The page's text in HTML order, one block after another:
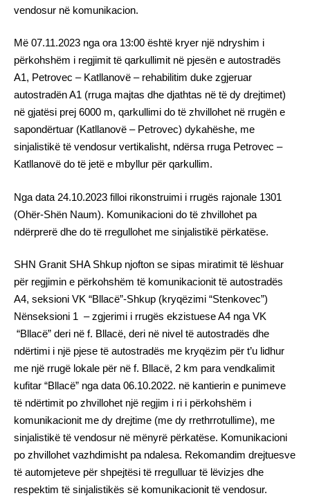
vendosur në komunikacion.
Më 07.11.2023 nga ora 13:00 është kryer një ndryshim i
përkohshëm i regjimit të qarkullimit në pjesën e autostradës
A1, Petrovec – Katllanovë – rehabilitim duke zgjeruar
autostradën A1 (rruga majtas dhe djathtas në të dy drejtimet)
në gjatësi prej 6000 m, qarkullimi do të zhvillohet në rrugën e
sapondërtuar (Katllanovë – Petrovec) dykahëshe, me
sinjalistikë të vendosur vertikalisht, ndërsa rruga Petrovec –
Katllanovë do të jetë e mbyllur për qarkullim.
Nga data 24.10.2023 filloi rikonstruimi i rrugës rajonale 1301
(Ohër-Shën Naum). Komunikacioni do të zhvillohet pa
ndërprerë dhe do të rregullohet me sinjalistikë përkatëse.
SHN Granit SHA Shkup njofton se sipas miratimit të lëshuar
për regjimin e përkohshëm të komunikacionit të autostradës
A4, seksioni VK “Bllacë”-Shkup (kryqëzimi “Stenkovec”)
Nënseksioni 1 – zgjerimi i rrugës ekzistuese A4 nga VK
“Bllacë” deri në f. Bllacë, deri në nivel të autostradës dhe
ndërtimi i një pjese të autostradës me kryqëzim për t’u lidhur
me një rrugë lokale për në f. Bllacë, 2 km para vendkalimit
kufitar “Bllacë” nga data 06.10.2022. në kantierin e punimeve
të ndërtimit po zhvillohet një regjim i ri i përkohshëm i
komunikacionit me dy drejtime (me dy rrethrrotullime), me
sinjalistikë të vendosur në mënyrë përkatëse. Komunikacioni
po zhvillohet vazhdimisht pa ndalesa. Rekomandim drejtuesve
të automjeteve për shpejtësi të rregulluar të lëvizjes dhe
respektim të sinjalistikës së komunikacionit të vendosur.